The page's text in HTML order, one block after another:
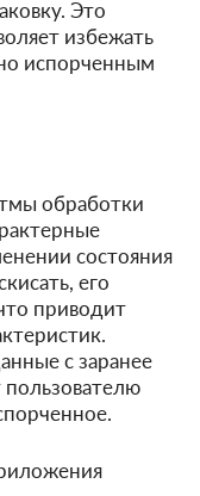
Это
избежать
испорченным
обработки
состояния
его
приводит
с заранее